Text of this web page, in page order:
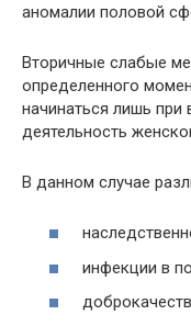
аномалии половой
Вторичные слабые
определенного
начинаться лишь при
деятельность
В данном случае
инфекции в